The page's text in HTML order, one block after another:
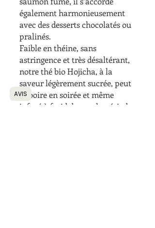
également harmonieusement
avec des desserts chocolatés ou
pralinés.
Faible en théine, sans
astringence et très désaltérant,
notre thé bio Hojicha, à la
saveur légèrement sucrée, peut
se boire en soirée et même
infusé à froid durant la période
AVIS